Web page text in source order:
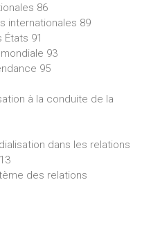
86
internationales 89
91
93
95
à la conduite de la
dans les relations
des relations